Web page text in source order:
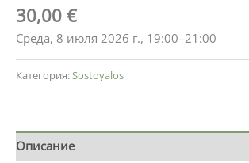
30,00 €
Среда, 8 июля 2026 г., 19:00–21:00
Категория: Sostoyalos
Описание